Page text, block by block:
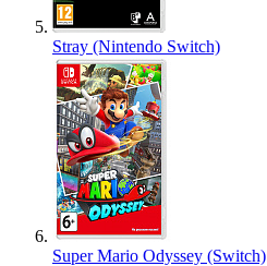
Stray (Nintendo Switch)
Super Mario Odyssey (Switch)